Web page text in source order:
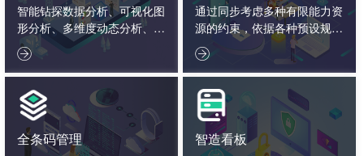
智能钻探数据分析、可视化图
形分析、多维度动态分析、数
据报表决策分析、企业大数据
分析。

通过同步考虑多种有限能力资
源的约束，依据各种预设规
则，通过系统化的智能化数学
算法，通过反复模拟、试探、
优化、计算，从而给出相对完
善的生产详细计划。

全条码管理 智造看板